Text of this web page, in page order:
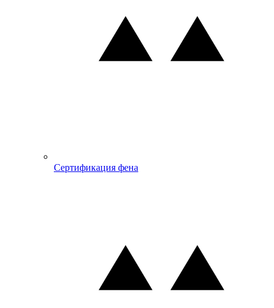
Сертификация фена